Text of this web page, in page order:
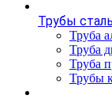
Трубы
Труба
Труба
Труба
Трубы